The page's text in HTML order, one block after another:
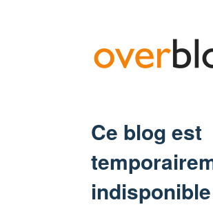
Ce blog est
indisponible